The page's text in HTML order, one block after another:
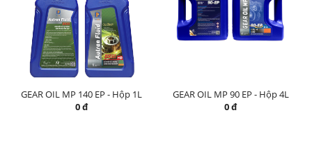
GEAR OIL MP 140 EP - Hộp 1L
0 đ
GEAR OIL MP 90 EP - Hộp 4L
0 đ